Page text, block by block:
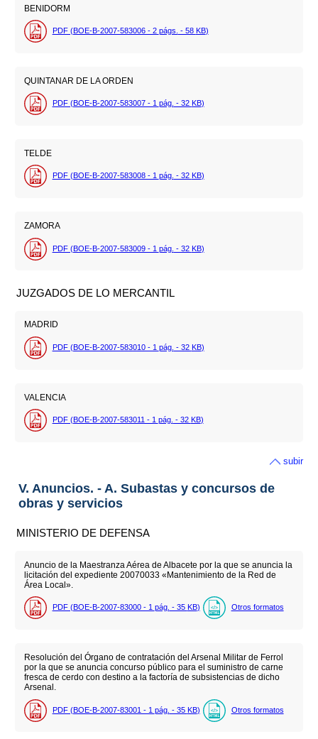
BENIDORM
PDF (BOE-B-2007-583006 - 2 págs. - 58 KB)
QUINTANAR DE LA ORDEN
PDF (BOE-B-2007-583007 - 1 pág. - 32 KB)
TELDE
PDF (BOE-B-2007-583008 - 1 pág. - 32 KB)
ZAMORA
PDF (BOE-B-2007-583009 - 1 pág. - 32 KB)
JUZGADOS DE LO MERCANTIL
MADRID
PDF (BOE-B-2007-583010 - 1 pág. - 32 KB)
VALENCIA
PDF (BOE-B-2007-583011 - 1 pág. - 32 KB)
subir
V. Anuncios. - A. Subastas y concursos de
obras y servicios
MINISTERIO DE DEFENSA
Anuncio de la Maestranza Aérea de Albacete por la que se anuncia la
licitación del expediente 20070033 «Mantenimiento de la Red de
Área Local».
PDF (BOE-B-2007-83000 - 1 pág. - 35 KB) Otros formatos
Resolución del Órgano de contratación del Arsenal Militar de Ferrol
por la que se anuncia concurso público para el suministro de carne
fresca de cerdo con destino a la factoría de subsistencias de dicho
Arsenal.
PDF (BOE-B-2007-83001 - 1 pág. - 35 KB) Otros formatos